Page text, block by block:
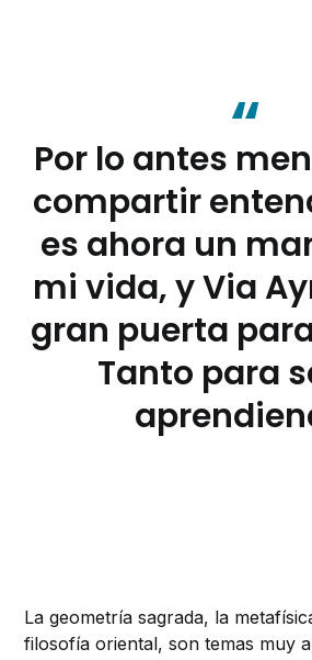
Por lo antes
compartir
es ahora un
mi vida, y Via
gran puerta
Tanto para
La geometría sagrada, la
filosofía oriental, son temas muy